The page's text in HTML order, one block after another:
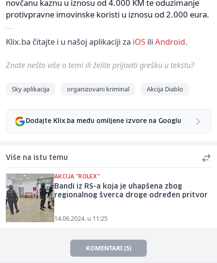
novčanu kaznu u iznosu od 4.000 KM te oduzimanje
protivpravne imovinske koristi u iznosu od 2.000 eura.
Klix.ba čitajte i u našoj aplikaciji za iOS ili Android.
Znate nešto više o temi ili želite prijaviti grešku u tekstu?
Sky aplikacija organizovani kriminal Akcija Diablo
Dodajte Klix.ba među omiljene izvore na Googlu
Više na istu temu
AKCIJA "ROLEX"
Bandi iz RS-a koja je uhapšena zbog
regionalnog šverca droge određen pritvor
14.06.2024. u 11:25
KOMENTARI (5)